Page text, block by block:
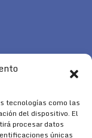
tecnologías como las
del dispositivo. El
procesar datos
únicas